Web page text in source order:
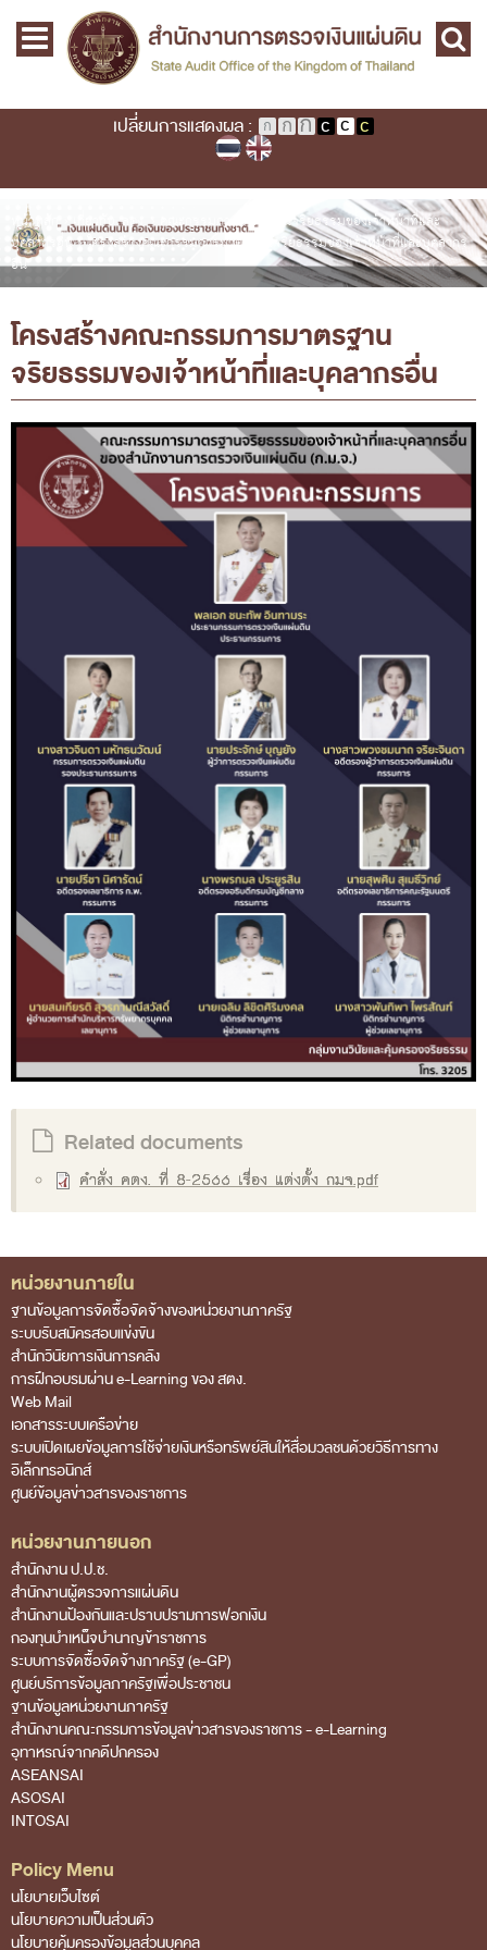
Skip to main content
Main menu
หน้าแรก
เกี่ยวกับ คตง.
นโยบายการตรวจเงินแผ่นดิน
เกี่ยวกับ ผตง.
ผู้ว่าการตรวจเงินแผ่นดิน
การบริหารและพัฒนาทรัพยากรบุคคล
เกี่ยวกับ สตง.
ประวัติสำนักงานการตรวจเงินแผ่นดิน
แผนปฏิบัติราชการ ระยะ ๕ ปี (พ.ศ. ๒๕๖๖ - ๒๕๗๐)
พระราชดำรัส รัชกาลที่ 9
ผู้บริหารสำนักงานการตรวจเงินแผ่นดิน
รองผู้ว่าการตรวจเงินแผ่นดิน
ผู้ตรวจเงินแผ่นดิน (สตภ.1-15)
Advisor to State Audit Office
ผู้บริหารเทคโนโลยีสารสนเทศระดับสูง (CIO)
หน้าที่และอำนาจ และการแบ่งส่วนราชการ
หน้าที่และอำนาจ
โครงสร้างหน่วยงาน
ภาพรวม
ส่วนกลาง
ส่วนภูมิภาค
คณะกรรมการตรวจสอบ
โครงสร้างคณะกรรมการตรวจสอบ
เอกสารที่เกี่ยวข้อง
คณะกรรมการมาตรฐานจริยธรรมของเจ้าหน้าที่และ
โครงสร้างคณะกรรมการ
เอกสารที่เกี่ยวข้อง
ผลการตรวจสอบ
ผลการตรวจสอบที่สำคัญ
สถิติการตรวจสอบรายงานการเงิน
ข้อมูลสาธารณะ
ศูนย์ข้อมูลข่าวสารของราชการ
การป้องกันการทุจริต
การส่งเสริมความโปร่งใส
การเปิดโอกาสให้เกิดการมีส่วนร่วม
การขับเคลื่อนจริยธรรม
รายงานผลการปฏิบัติงานประจำปี
รายงานผลการดำเนินงานของ สตง.
แผน/ผลการปฏิบัติงานและการใช้จ่าย
แผนพัฒนาทรัพยากรบุคคล
รายงานการรับทรัพย์สินหรือประโยชน์อื่นใดโดย
ธรรมจรรยา
รายงานผลตามนโยบาย No Gift Policy
คลังความรู้
เปลี่ยนการแสดงผล :
คุณอยู่ที่
หน้าหลัก เกี่ยวกับ สตง. › คณะกรรมการมาตรฐานจริยธรรมของเจ้าหน้าที่และ
บุคลากรอื่น › โครงสร้างคณะกรรมการมาตรฐานจริยธรรมของเจ้าหน้าที่และบุคลากร
อื่น
โครงสร้างคณะกรรมการมาตรฐาน
จริยธรรมของเจ้าหน้าที่และบุคลากรอื่น
Related documents
คำสั่ง คตง. ที่ 8-2566 เรื่อง แต่งตั้ง กมจ.pdf
Footer Menu
หน่วยงานภายใน
ฐานข้อมูลการจัดซื้อจัดจ้างของหน่วยงานภาครัฐ
ระบบรับสมัครสอบแข่งขัน
สำนักวินัยการเงินการคลัง
การฝึกอบรมผ่าน e-Learning ของ สตง.
Web Mail
เอกสารระบบเครือข่าย
ระบบเปิดเผยข้อมูลการใช้จ่ายเงินหรือทรัพย์สินให้สื่อมวลชนด้วยวิธีการทาง
อิเล็กทรอนิกส์
ศูนย์ข้อมูลข่าวสารของราชการ
หน่วยงานภายนอก
สำนักงาน ป.ป.ช.
สำนักงานผู้ตรวจการแผ่นดิน
สำนักงานป้องกันและปราบปรามการฟอกเงิน
กองทุนบำเหน็จบำนาญข้าราชการ
ระบบการจัดซื้อจัดจ้างภาครัฐ (e-GP)
ศูนย์บริการข้อมูลภาครัฐเพื่อประชาชน
ฐานข้อมูลหน่วยงานภาครัฐ
สํานักงานคณะกรรมการข้อมูลข่าวสารของราชการ - e-Learning
อุทาหรณ์จากคดีปกครอง
ASEANSAI
ASOSAI
INTOSAI
Policy Menu
นโยบายเว็บไซต์
นโยบายความเป็นส่วนตัว
นโยบายคุ้มครองข้อมูลส่วนบุคคล